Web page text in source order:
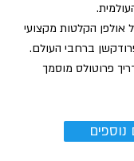
אולפן הקלטות מקצועי
ברחבי העולם.
פרוטולס מוסמך
נוספים